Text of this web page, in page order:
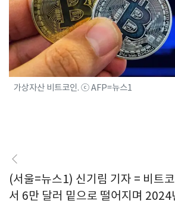
가상자산 비트코인. ⓒ AFP=뉴스1
(서울=뉴스1) 신기림 기자 = 비트
서 6만 달러 밑으로 떨어지며 2024